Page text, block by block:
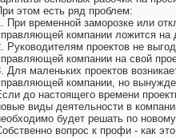
этом есть ряд проблем:
При временной заморозке или
компании ложится на
Руководителям проектов не
компании на свой
Для маленьких проектов
компании, но
до настоящего времени
виды деятельности в
будет решать по
вопрос к профи - как